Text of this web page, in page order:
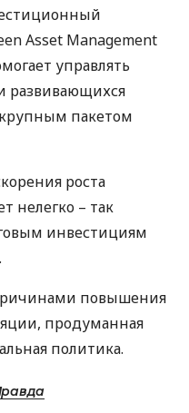
Asset Management
управлять
развивающихся
пакетом
роста
нелегко – так
инвестициям
повышения
продуманная
политика.